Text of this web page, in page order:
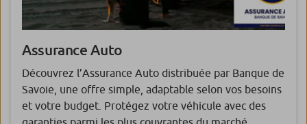
Assurance Auto
Découvrez l’Assurance Auto distribuée par Banque de
Savoie, une offre simple, adaptable selon vos besoins
et votre budget. Protégez votre véhicule avec des